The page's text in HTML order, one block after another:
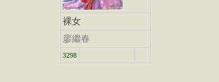
裸女
廖繼春
3298